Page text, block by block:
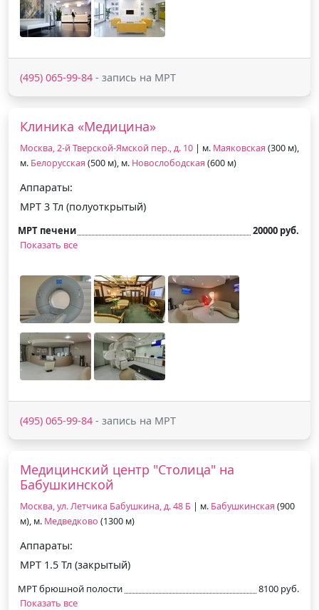
(495) 065-99-84 - запись на МРТ
Клиника «Медицина»
Москва, 2-й Тверской-Ямской пер., д. 10 | м. Маяковская (300 м),
м. Белорусская (500 м), м. Новослободская (600 м)
Аппараты:
МРТ 3 Тл (полуоткрытый)
МРТ печени
20000 руб.
Показать все
(495) 065-99-84 - запись на МРТ
Медицинский центр "Столица" на
Бабушкинской
Москва, ул. Летчика Бабушкина, д. 48 Б | м. Бабушкинская (900
м), м. Медведково (1300 м)
Аппараты:
МРТ 1.5 Тл (закрытый)
МРТ брюшной полости
8100 руб.
Показать все